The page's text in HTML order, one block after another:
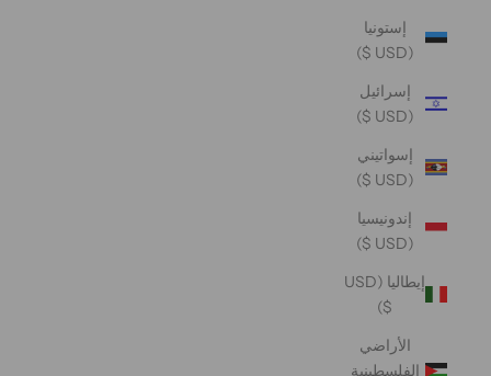
إستونيا
(USD $)
إسرائيل
(USD $)
إسواتيني
(USD $)
إندونيسيا
(USD $)
إيطاليا (USD
$)
الأراضي
الفلسطينية